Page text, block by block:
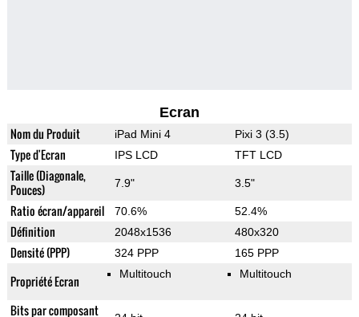
Ecran
Nom du Produit iPad Mini 4 Pixi 3 (3.5)
Type d'Ecran IPS LCD TFT LCD
Taille (Diagonale,
Pouces)
7.9" 3.5"
Ratio écran/appareil 70.6% 52.4%
Définition 2048x1536 480x320
Densité (PPP) 324 PPP 165 PPP
Propriété Ecran Multitouch Multitouch
Bits par composant